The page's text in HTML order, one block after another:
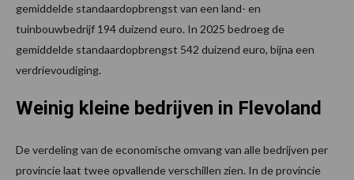
gemiddelde standaardopbrengst van een land- en
tuinbouwbedrijf 194 duizend euro. In 2025 bedroeg de
gemiddelde standaardopbrengst 542 duizend euro, bijna een
verdrievoudiging.
Weinig kleine bedrijven in Flevoland
De verdeling van de economische omvang van alle bedrijven per
provincie laat twee opvallende verschillen zien. In de provincie